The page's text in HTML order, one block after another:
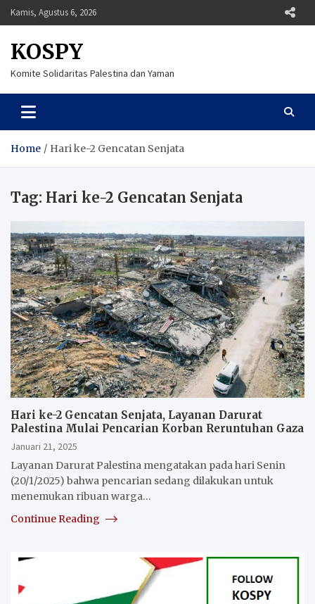
Skip
to
Kamis, Agustus 6, 2026
KOSPY
Komite Solidaritas Palestina dan Yaman
Home Hari ke-2 Gencatan Senjata
Tag: Hari ke-2 Gencatan Senjata
Hari ke-2 Gencatan Senjata, Layanan Darurat
Palestina Mulai Pencarian Korban Reruntuhan Gaza
Januari 21, 2025
Layanan Darurat Palestina mengatakan pada hari Senin
(20/1/2025) bahwa pencarian sedang dilakukan untuk
menemukan ribuan warga…
Continue Reading